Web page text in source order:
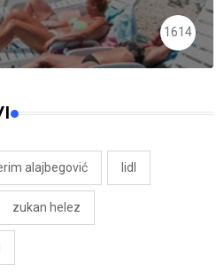
1614
alajbegović lidl
zukan helez